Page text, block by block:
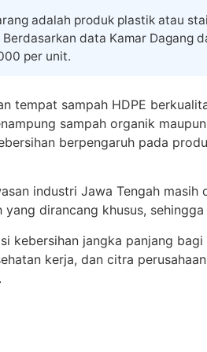
adalah produk plastik atau
data Kamar Dagang
per unit.
tempat sampah HDPE
sampah organik
berpengaruh pada
industri Jawa Tengah
dirancang khusus,
kebersihan jangka panjang
kerja, dan citra